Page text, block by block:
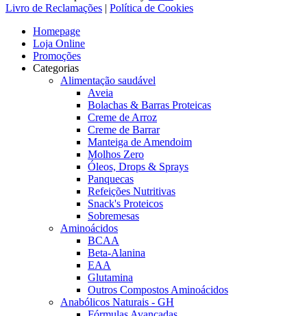
Livro de Reclamações | Política de Cookies
Homepage
Loja Online
Promoções
Categorias
Alimentação saudável
Aveia
Bolachas & Barras Proteicas
Creme de Arroz
Creme de Barrar
Manteiga de Amendoim
Molhos Zero
Óleos, Drops & Sprays
Panquecas
Refeições Nutritivas
Snack's Proteicos
Sobremesas
Aminoácidos
BCAA
Beta-Alanina
EAA
Glutamina
Outros Compostos Aminoácidos
Anabólicos Naturais - GH